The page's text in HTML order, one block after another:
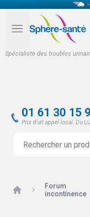
Spécialiste des troubles
01 61 30 15
Prix d'un appel local. Du
Accueil
Forum
incontinence